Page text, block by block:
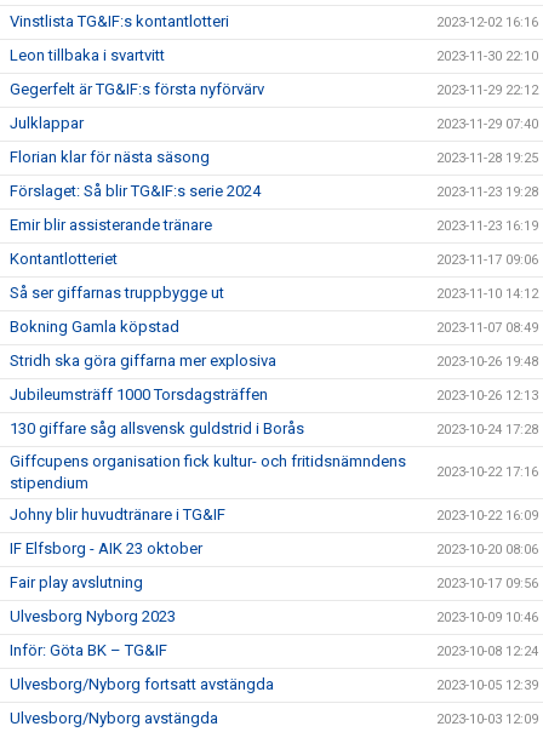
Vinstlista TG&IF:s kontantlotteri 2023-12-02 16:16
Leon tillbaka i svartvitt 2023-11-30 22:10
Gegerfelt är TG&IF:s första nyförvärv 2023-11-29 22:12
Julklappar 2023-11-29 07:40
Florian klar för nästa säsong 2023-11-28 19:25
Förslaget: Så blir TG&IF:s serie 2024 2023-11-23 19:28
Emir blir assisterande tränare 2023-11-23 16:19
Kontantlotteriet 2023-11-17 09:06
Så ser giffarnas truppbygge ut 2023-11-10 14:12
Bokning Gamla köpstad 2023-11-07 08:49
Stridh ska göra giffarna mer explosiva 2023-10-26 19:48
Jubileumsträff 1000 Torsdagsträffen 2023-10-26 12:13
130 giffare såg allsvensk guldstrid i Borås 2023-10-24 17:28
Giffcupens organisation fick kultur- och fritidsnämndens
stipendium
2023-10-22 17:16
Johny blir huvudtränare i TG&IF 2023-10-22 16:09
IF Elfsborg - AIK 23 oktober 2023-10-20 08:06
Fair play avslutning 2023-10-17 09:56
Ulvesborg Nyborg 2023 2023-10-09 10:46
Inför: Göta BK – TG&IF 2023-10-08 12:24
Ulvesborg/Nyborg fortsatt avstängda 2023-10-05 12:39
Ulvesborg/Nyborg avstängda 2023-10-03 12:09